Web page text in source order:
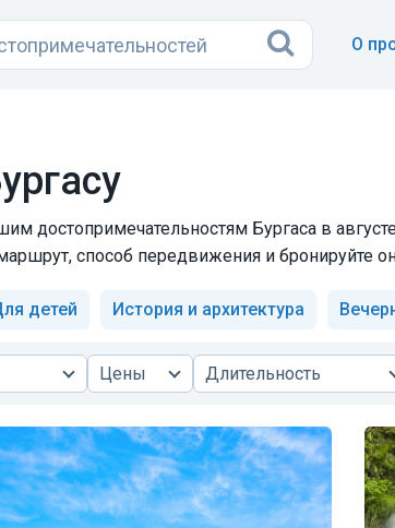
О
достопримечательностям Бургаса в
способ передвижения и бронируйте
детей История и архитектура
Цены Длительность